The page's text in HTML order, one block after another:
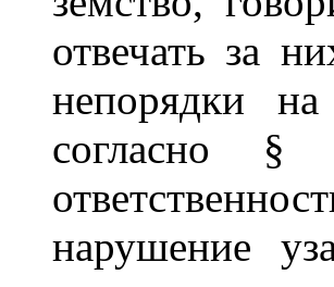
отвечать за
непорядки
согласно §
нарушение